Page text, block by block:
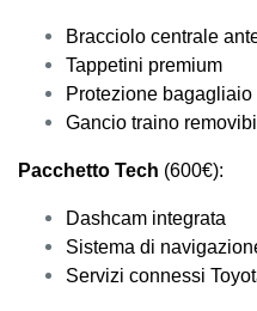
Bracciolo centrale
Tappetini premium
Protezione bagagliaio
Gancio traino
Pacchetto Tech (600€):
Dashcam integrata
Sistema di
Servizi connessi